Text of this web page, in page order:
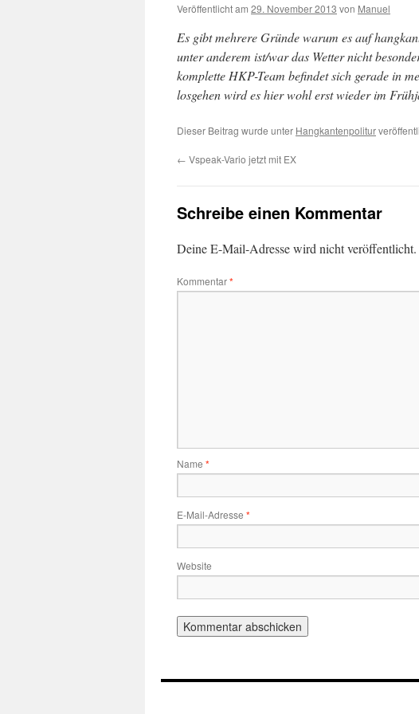
Veröffentlicht am 29. November 2013 von Manuel
Es gibt mehrere Gründe warum es auf
unter anderem ist/war das Wetter nicht
komplette HKP-Team befindet sich gerade in
losgehen wird es hier wohl erst wieder im
Dieser Beitrag wurde unter Hangkantenpolitur
← Vspeak-Vario jetzt mit EX
Schreibe einen Kommentar
Deine E-Mail-Adresse wird nicht veröffentlicht.
Kommentar*
Name *
E-Mail-Adresse *
Website